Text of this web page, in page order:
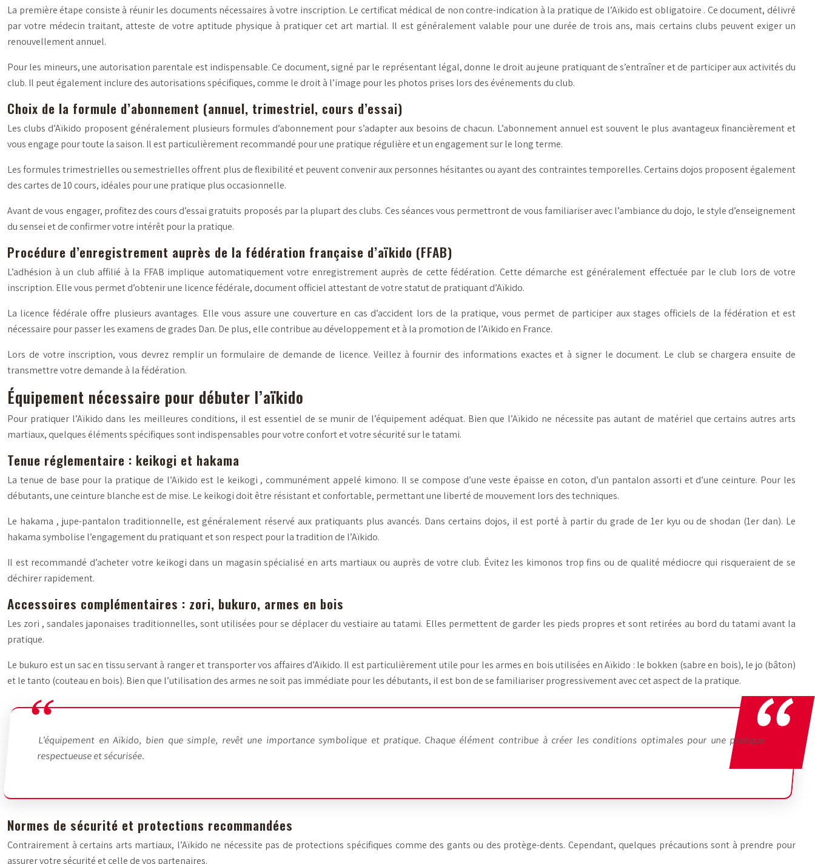
La première étape consiste à réunir les documents nécessaires à votre inscription. Le certificat médical de non contre-indication à la pratique de l’Aïkido estobligatoire . Ce document, délivré
par votre médecin traitant, atteste de votre aptitude physique à pratiquer cet art martial. Il est généralement valable pour une durée de trois ans, mais certains clubs peuvent exiger un
renouvellement annuel.
Pour les mineurs, une autorisation parentale est indispensable. Ce document, signé par le représentant légal, donne le droit au jeune pratiquant de s’entraîner et de participer aux activités du
club. Il peut également inclure des autorisations spécifiques, comme le droit à l’image pour les photos prises lors des événements du club.
Choix de la formule d’abonnement (annuel, trimestriel, cours d’essai)
Les clubs d’Aïkido proposent généralement plusieurs formules d’abonnement pour s’adapter aux besoins de chacun. L’abonnement annuel est souvent le plus avantageux financièrement et
vous engage pour toute la saison. Il est particulièrement recommandé pour une pratique régulière et un engagement sur le long terme.
Les formules trimestrielles ou semestrielles offrent plus de flexibilité et peuvent convenir aux personnes hésitantes ou ayant des contraintes temporelles. Certains dojos proposent également
des cartes de 10 cours, idéales pour une pratique plus occasionnelle.
Avant de vous engager, profitez des cours d’essai gratuits proposés par la plupart des clubs. Ces séances vous permettront de vous familiariser avec l’ambiance du dojo, le style d’enseignement
du sensei et de confirmer votre intérêt pour la pratique.
Procédure d’enregistrement auprès de la fédération française d’aïkido (FFAB)
L’adhésion à un club affilié à la FFAB implique automatiquement votre enregistrement auprès de cette fédération. Cette démarche est généralement effectuée par le club lors de votre
inscription. Elle vous permet d’obtenir une licence fédérale, document officiel attestant de votre statut de pratiquant d’Aïkido.
La licence fédérale offre plusieurs avantages. Elle vous assure une couverture en cas d’accident lors de la pratique, vous permet de participer aux stages officiels de la fédération et est
nécessaire pour passer les examens de grades Dan. De plus, elle contribue au développement et à la promotion de l’Aïkido en France.
Lors de votre inscription, vous devrez remplir un formulaire de demande de licence. Veillez à fournir des informations exactes et à signer le document. Le club se chargera ensuite de
transmettre votre demande à la fédération.
Équipement nécessaire pour débuter l’aïkido
Pour pratiquer l’Aïkido dans les meilleures conditions, il est essentiel de se munir de l’équipement adéquat. Bien que l’Aïkido ne nécessite pas autant de matériel que certains autres arts
martiaux, quelques éléments spécifiques sont indispensables pour votre confort et votre sécurité sur le tatami.
Tenue réglementaire : keikogi et hakama
La tenue de base pour la pratique de l’Aïkido est le keikogi , communément appelé kimono. Il se compose d’une veste épaisse en coton, d’un pantalon assorti et d’une ceinture. Pour les
débutants, une ceinture blanche est de mise. Le keikogi doit être résistant et confortable, permettant une liberté de mouvement lors des techniques.
Le hakama , jupe-pantalon traditionnelle, est généralement réservé aux pratiquants plus avancés. Dans certains dojos, il est porté à partir du grade de 1er kyu ou de shodan (1er dan). Le
hakama symbolise l’engagement du pratiquant et son respect pour la tradition de l’Aïkido.
Il est recommandé d’acheter votre keikogi dans un magasin spécialisé en arts martiaux ou auprès de votre club. Évitez les kimonos trop fins ou de qualité médiocre qui risqueraient de se
déchirer rapidement.
Accessoires complémentaires : zori, bukuro, armes en bois
Les zori , sandales japonaises traditionnelles, sont utilisées pour se déplacer du vestiaire au tatami. Elles permettent de garder les pieds propres et sont retirées au bord du tatami avant la
pratique.
Le bukuro est un sac en tissu servant à ranger et transporter vos affaires d’Aïkido. Il est particulièrement utile pour les armes en bois utilisées en Aïkido : le bokken (sabre en bois), le jo (bâton)
et le tanto (couteau en bois). Bien que l’utilisation des armes ne soit pas immédiate pour les débutants, il est bon de se familiariser progressivement avec cet aspect de la pratique.
L’équipement en Aïkido, bien que simple, revêt une importance symbolique et pratique. Chaque élément contribue à créer les conditions optimales pour une pratique
respectueuse et sécurisée.
Normes de sécurité et protections recommandées
Contrairement à certains arts martiaux, l’Aïkido ne nécessite pas de protections spécifiques comme des gants ou des protège-dents. Cependant, quelques précautions sont à prendre pour
assurer votre sécurité et celle de vos partenaires.